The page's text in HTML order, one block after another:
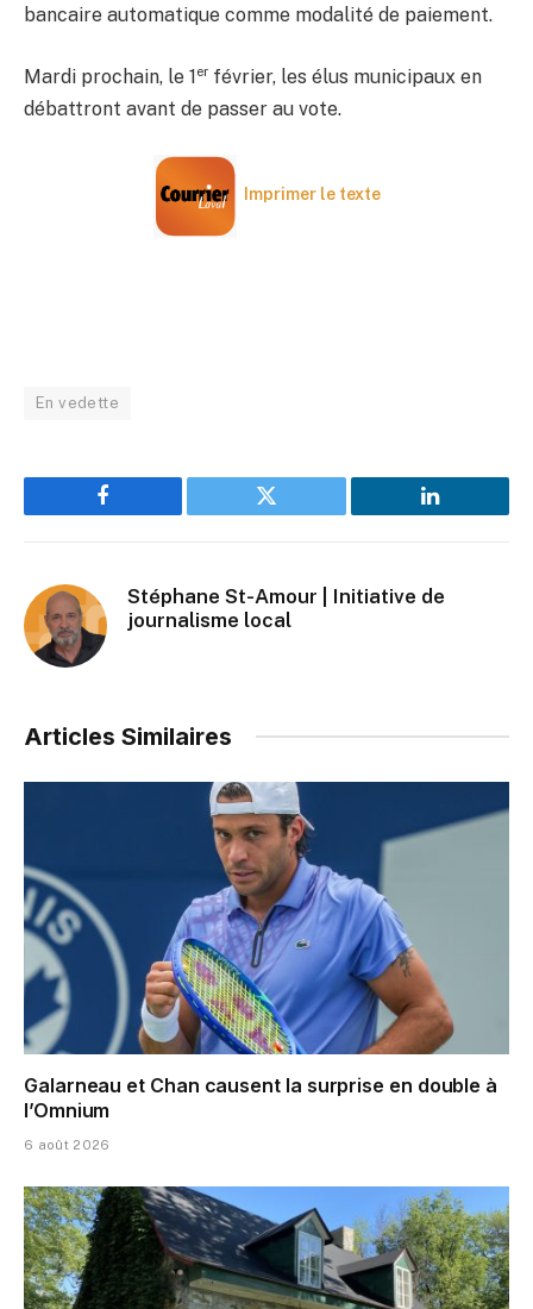
bancaire automatique comme modalité de paiement.
Mardi prochain, le 1er février, les élus municipaux en
débattront avant de passer au vote.
Imprimer le texte
En vedette
Facebook Twitter LinkedIn
Stéphane St-Amour | Initiative de
journalisme local
Articles Similaires
Galarneau et Chan causent la surprise en double à
l’Omnium
6 août 2026